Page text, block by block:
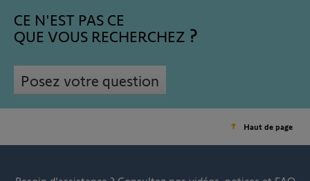
CE N'EST PAS CE
QUE VOUS RECHERCHEZ
Posez votre question
Haut de page